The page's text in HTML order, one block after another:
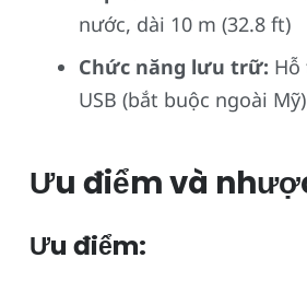
nước, dài 10 m (32.8 ft)
Chức năng lưu trữ: Hỗ
USB (bắt buộc ngoài Mỹ)
Ưu điểm và
Ưu điểm: